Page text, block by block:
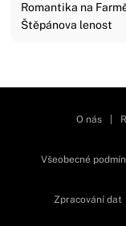
Romantika na
Štěpánova lenost
O nás
Všeobecné
Zpracování dat